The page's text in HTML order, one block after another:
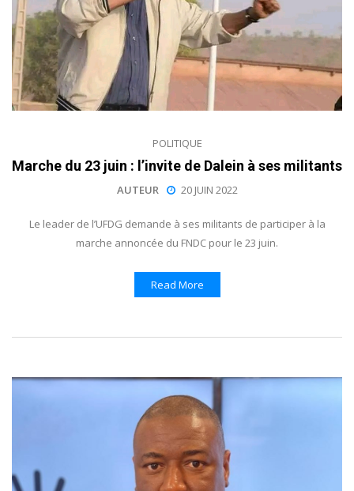
POLITIQUE
Marche du 23 juin : l’invite de Dalein à ses militants
AUTEUR 20 JUIN 2022
Le leader de l’UFDG demande à ses militants de participer à la
marche annoncée du FNDC pour le 23 juin.
Read More